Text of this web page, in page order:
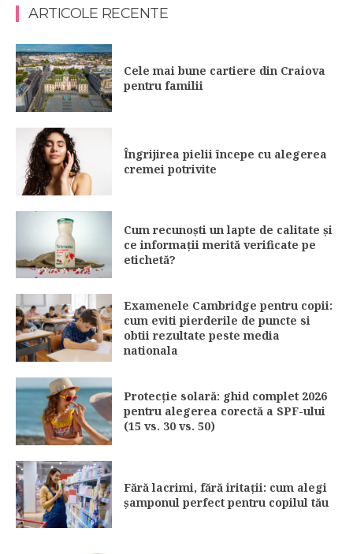
ARTICOLE RECENTE
Cele mai bune cartiere din Craiova
pentru familii
Îngrijirea pielii începe cu alegerea
cremei potrivite
Cum recunoști un lapte de calitate și
ce informații merită verificate pe
etichetă?
Examenele Cambridge pentru copii:
cum eviti pierderile de puncte si
obtii rezultate peste media
nationala
Protecție solară: ghid complet 2026
pentru alegerea corectă a SPF-ului
(15 vs. 30 vs. 50)
Fără lacrimi, fără iritații: cum alegi
șamponul perfect pentru copilul tău